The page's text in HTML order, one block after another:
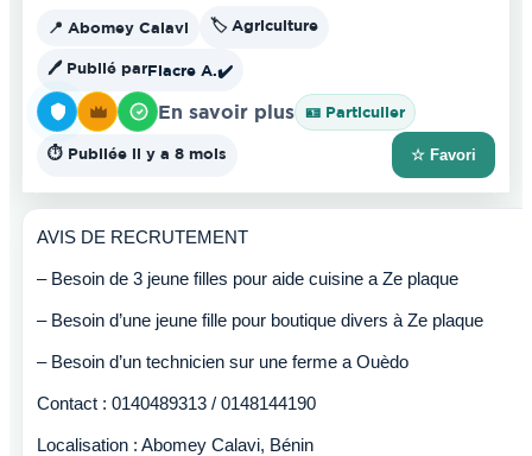
📍 Abomey Calavi 🏷️ Agriculture
🖊️ Publié parFiacre A.✔️
En savoir plus 🪪 Particulier
⏱️ Publiée il y a 8 mois ☆ Favori
AVIS DE RECRUTEMENT
– Besoin de 3 jeune filles pour aide cuisine a Ze plaque
– Besoin d’une jeune fille pour boutique divers à Ze plaque
– Besoin d’un technicien sur une ferme a Ouèdo
Contact : 0140489313 / 0148144190
Localisation : Abomey Calavi, Bénin